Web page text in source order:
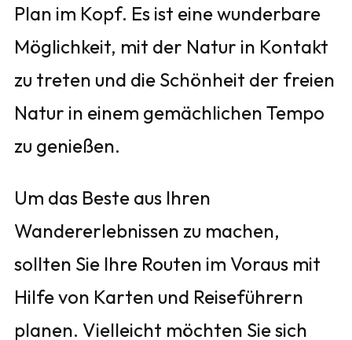
Plan im Kopf. Es ist eine wunderbare
Möglichkeit, mit der Natur in Kontakt
zu treten und die Schönheit der freien
Natur in einem gemächlichen Tempo
zu genießen.
Um das Beste aus Ihren
Wandererlebnissen zu machen,
sollten Sie Ihre Routen im Voraus mit
Hilfe von Karten und Reiseführern
planen. Vielleicht möchten Sie sich